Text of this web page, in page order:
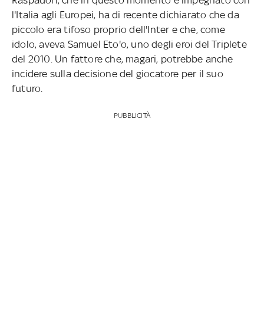
l'Italia agli Europei, ha di recente dichiarato che da
piccolo era tifoso proprio dell'Inter e che, come
idolo, aveva Samuel Eto'o, uno degli eroi del Triplete
del 2010. Un fattore che, magari, potrebbe anche
incidere sulla decisione del giocatore per il suo
futuro.
PUBBLICITÀ